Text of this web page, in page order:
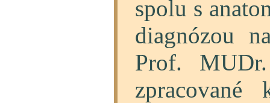
spolu s
diagnózou
Prof.
zpracované